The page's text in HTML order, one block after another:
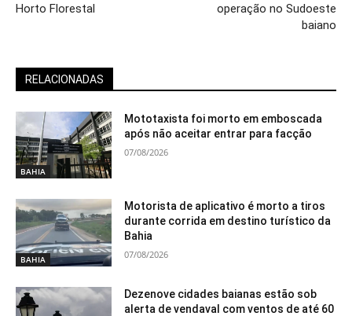
Horto Florestal
operação no Sudoeste
baiano
RELACIONADAS
BAHIA
Mototaxista foi morto em emboscada
após não aceitar entrar para facção
07/08/2026
BAHIA
Motorista de aplicativo é morto a tiros
durante corrida em destino turístico da
Bahia
07/08/2026
Dezenove cidades baianas estão sob
alerta de vendaval com ventos de até 60